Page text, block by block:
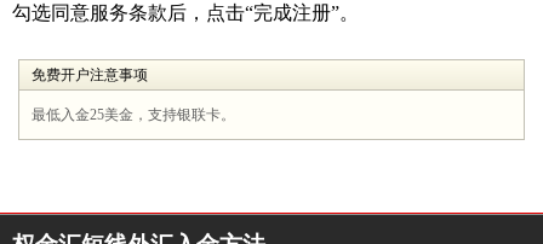
勾选同意服务条款后，点击“完成注册”。
免费开户注意事项
最低入金25美金，支持银联卡。